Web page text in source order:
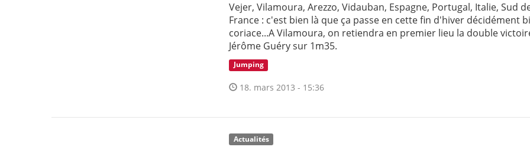
Vejer, Vilamoura, Arezzo, Vidauban, Espagne, Portugal, Italie, Sud
France : c'est bien là que ça passe en cette fin d'hiver décidément
coriace...A Vilamoura, on retiendra en premier lieu la double
Jérôme Guéry sur 1m35.
Jumping
18. mars 2013 - 15:36
Actualités